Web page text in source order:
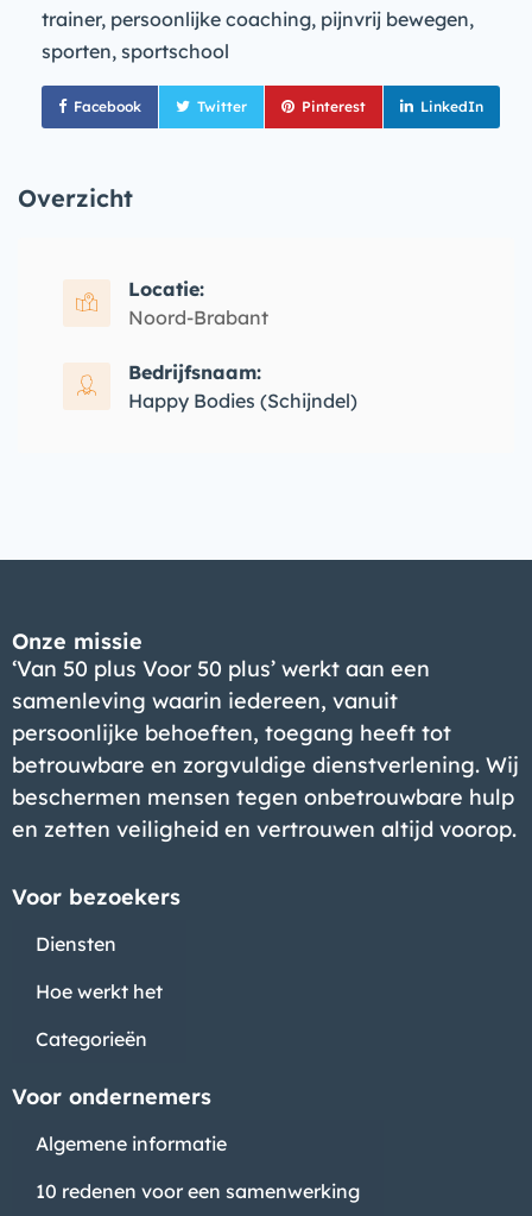
trainer, persoonlijke coaching, pijnvrij bewegen,
sporten, sportschool
Facebook Twitter Pinterest LinkedIn
Overzicht
Locatie:
Noord-Brabant
Bedrijfsnaam:
Happy Bodies (Schijndel)
Onze missie
‘Van 50 plus Voor 50 plus’ werkt aan een
samenleving waarin iedereen, vanuit
persoonlijke behoeften, toegang heeft tot
betrouwbare en zorgvuldige dienstverlening. Wij
beschermen mensen tegen onbetrouwbare hulp
en zetten veiligheid en vertrouwen altijd voorop.
Voor bezoekers
Diensten
Hoe werkt het
Categorieën
Voor ondernemers
Algemene informatie
10 redenen voor een samenwerking